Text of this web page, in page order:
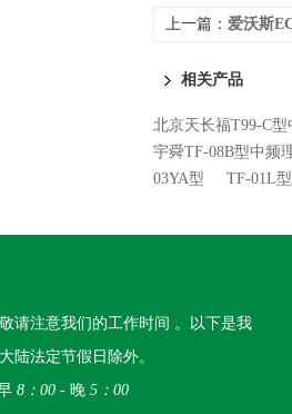
上一篇： 爱沃斯
相关产品
北京天长福T99-C
宇舜TF-08B型中频
03YA型
TF-01L
请注意我们的工作时间 。以下是我
陆法定节假日除外。
8：00 - 晚 5：00